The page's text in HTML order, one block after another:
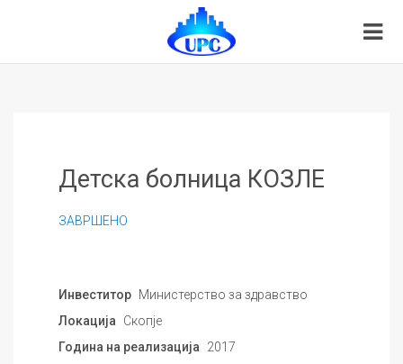
Детска болница КОЗЛЕ
ЗАВРШЕНО
Инвеститор Министерство за здравство
Локација
Скопје
Година на реализација
2017